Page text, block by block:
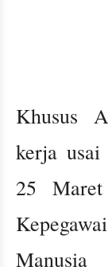
Khusus
kerja
25